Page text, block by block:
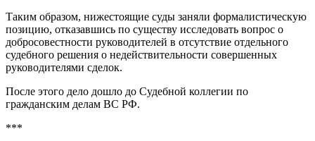
Таким образом, нижестоящие суды заняли формалистическую
позицию, отказавшись по существу исследовать вопрос о
добросовестности руководителей в отсутствие отдельного
судебного решения о недействительности совершенных
руководителями сделок.
После этого дело дошло до Судебной коллегии по
гражданским делам ВС РФ.
***